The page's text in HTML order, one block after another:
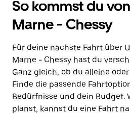
So kommst du
Marne - Chessy
Für deine nächste Fahrt über
Marne - Chessy hast du
Ganz gleich, ob du alleine
Finde die passende
Bedürfnisse und dein Budget.
planst, kannst du eine Fahrt